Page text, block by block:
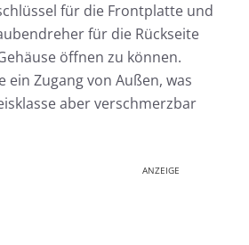
für die Frontplatte und
für die Rückseite
öffnen zu können.
Zugang von Außen, was
aber verschmerzbar
ANZEIGE